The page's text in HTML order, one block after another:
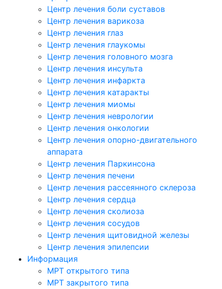
Центр лечения боли суставов
Центр лечения варикоза
Центр лечения глаз
Центр лечения глаукомы
Центр лечения головного мозга
Центр лечения инсульта
Центр лечения инфаркта
Центр лечения катаракты
Центр лечения миомы
Центр лечения неврологии
Центр лечения онкологии
Центр лечения опорно-двигательного
аппарата
Центр лечения Паркинсона
Центр лечения печени
Центр лечения рассеянного склероза
Центр лечения сердца
Центр лечения сколиоза
Центр лечения сосудов
Центр лечения щитовидной железы
Центр лечения эпилепсии
Информация
МРТ открытого типа
МРТ закрытого типа